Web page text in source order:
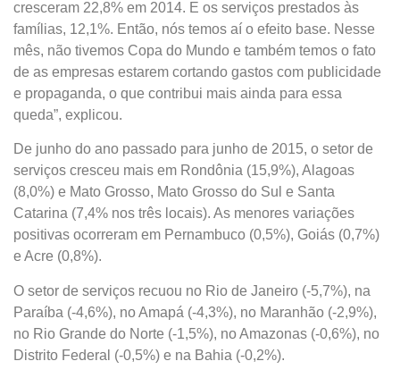
cresceram 22,8% em 2014. E os serviços prestados às
famílias, 12,1%. Então, nós temos aí o efeito base. Nesse
mês, não tivemos Copa do Mundo e também temos o fato
de as empresas estarem cortando gastos com publicidade
e propaganda, o que contribui mais ainda para essa
queda”, explicou.
De junho do ano passado para junho de 2015, o setor de
serviços cresceu mais em Rondônia (15,9%), Alagoas
(8,0%) e Mato Grosso, Mato Grosso do Sul e Santa
Catarina (7,4% nos três locais). As menores variações
positivas ocorreram em Pernambuco (0,5%), Goiás (0,7%)
e Acre (0,8%).
O setor de serviços recuou no Rio de Janeiro (-5,7%), na
Paraíba (-4,6%), no Amapá (-4,3%), no Maranhão (-2,9%),
no Rio Grande do Norte (-1,5%), no Amazonas (-0,6%), no
Distrito Federal (-0,5%) e na Bahia (-0,2%).